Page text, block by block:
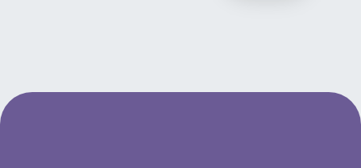
yeni giriş adresi